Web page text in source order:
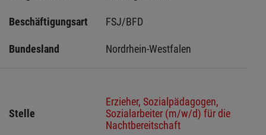
Beschäftigungsart FSJ/BFD
Bundesland Nordrhein-Westfalen
Stelle
Erzieher, Sozialpädagogen,
Sozialarbeiter (m/w/d) für die
Nachtbereitschaft